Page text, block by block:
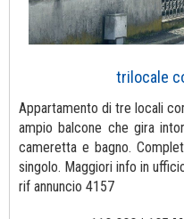
trilocale
Appartamento di tre locali
ampio balcone che gira
cameretta e bagno.
singolo. Maggiori info in
rif annuncio 4157